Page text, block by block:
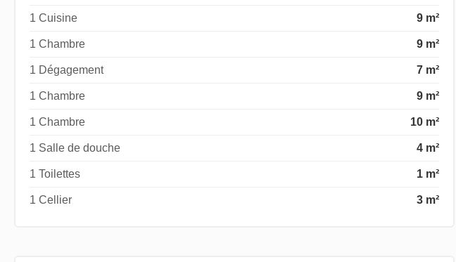
1 Cuisine 9 m²
1 Chambre 9 m²
1 Dégagement 7 m²
1 Chambre 9 m²
1 Chambre 10 m²
1 Salle de douche 4 m²
1 Toilettes 1 m²
1 Cellier 3 m²